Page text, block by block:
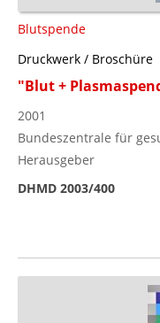
Blutspende
Druckwerk / Broschüre
"Blut +
2001
Bundeszentrale für
Herausgeber
DHMD 2003/400